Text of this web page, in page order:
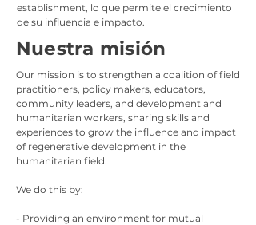
establishment, lo que permite el crecimiento
de su influencia e impacto.
Nuestra misión
Our mission is to strengthen a coalition of field
practitioners, policy makers, educators,
community leaders, and development and
humanitarian workers, sharing skills and
experiences to grow the influence and impact
of regenerative development in the
humanitarian field.
We do this by:
- Providing an environment for mutual